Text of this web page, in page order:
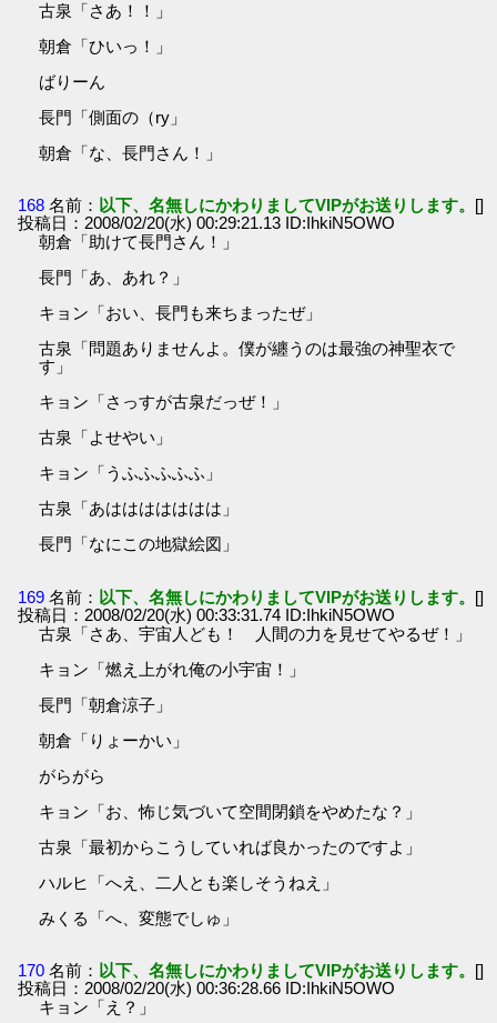
古泉「さあ！！」
朝倉「ひいっ！」
ばりーん
長門「側面の（ry」
朝倉「な、長門さん！」
168 名前： 以下、名無しにかわりましてVIPがお送りします。 []
投稿日：2008/02/20(水) 00:29:21.13 ID:IhkiN5OWO
朝倉「助けて長門さん！」
長門「あ、あれ？」
キョン「おい、長門も来ちまったぜ」
古泉「問題ありませんよ。僕が纏うのは最強の神聖衣で
す」
キョン「さっすが古泉だっぜ！」
古泉「よせやい」
キョン「うふふふふふ」
古泉「あははははははは」
長門「なにこの地獄絵図」
169 名前： 以下、名無しにかわりましてVIPがお送りします。 []
投稿日：2008/02/20(水) 00:33:31.74 ID:IhkiN5OWO
古泉「さあ、宇宙人ども！ 人間の力を見せてやるぜ！」
キョン「燃え上がれ俺の小宇宙！」
長門「朝倉涼子」
朝倉「りょーかい」
がらがら
キョン「お、怖じ気づいて空間閉鎖をやめたな？」
古泉「最初からこうしていれば良かったのですよ」
ハルヒ「へえ、二人とも楽しそうねえ」
みくる「へ、変態でしゅ」
170 名前： 以下、名無しにかわりましてVIPがお送りします。 []
投稿日：2008/02/20(水) 00:36:28.66 ID:IhkiN5OWO
キョン「え？」